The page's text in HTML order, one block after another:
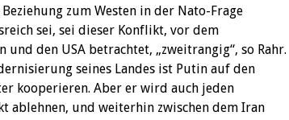
Beziehung zum Westen in der Nato-Frage
sei, sei dieser Konflikt, vor dem
den USA betrachtet, „zweitrangig“, so Rahr.
seines Landes ist Putin auf den
kooperieren. Aber er wird auch jeden
ablehnen, und weiterhin zwischen dem Iran